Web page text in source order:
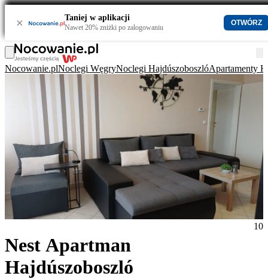
× Taniej w aplikacji
Nawet 20% zniżki po zalogowaniu
OTWÓRZ
Nocowanie.plNoclegi WęgryNoclegi HajdúszoboszlóApartamenty
Nest Apartman
Hajdúszoboszló
10